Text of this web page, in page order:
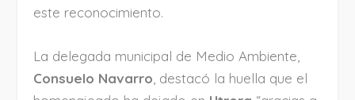
este reconocimiento.
La delegada municipal de Medio Ambiente,
Consuelo Navarro, destacó la huella que el